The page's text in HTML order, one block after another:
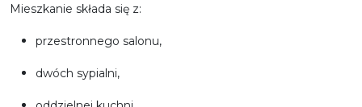
Mieszkanie składa się z:
przestronnego salonu,
dwóch sypialni,